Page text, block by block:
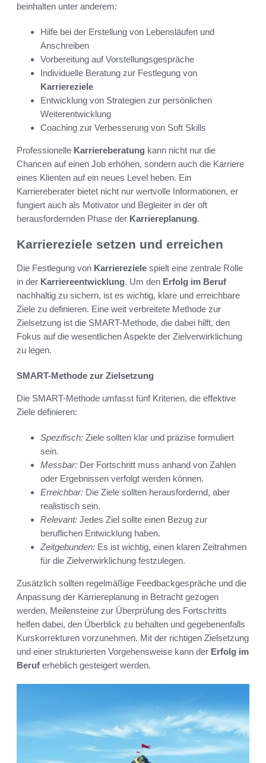
beinhalten unter anderem:
Hilfe bei der Erstellung von Lebensläufen und
Anschreiben
Vorbereitung auf Vorstellungsgespräche
Individuelle Beratung zur Festlegung von
Karriereziele
Entwicklung von Strategien zur persönlichen
Weiterentwicklung
Coaching zur Verbesserung von Soft Skills
Professionelle Karriereberatung kann nicht nur die
Chancen auf einen Job erhöhen, sondern auch die Karriere
eines Klienten auf ein neues Level heben. Ein
Karriereberater bietet nicht nur wertvolle Informationen, er
fungiert auch als Motivator und Begleiter in der oft
herausfordernden Phase der Karriereplanung.
Karriereziele setzen und erreichen
Die Festlegung von Karriereziele spielt eine zentrale Rolle
in der Karriereentwicklung. Um den Erfolg im Beruf
nachhaltig zu sichern, ist es wichtig, klare und erreichbare
Ziele zu definieren. Eine weit verbreitete Methode zur
Zielsetzung ist die SMART-Methode, die dabei hilft, den
Fokus auf die wesentlichen Aspekte der Zielverwirklichung
zu legen.
SMART-Methode zur Zielsetzung
Die SMART-Methode umfasst fünf Kriterien, die effektive
Ziele definieren:
Spezifisch: Ziele sollten klar und präzise formuliert
sein.
Messbar: Der Fortschritt muss anhand von Zahlen
oder Ergebnissen verfolgt werden können.
Erreichbar: Die Ziele sollten herausfordernd, aber
realistisch sein.
Relevant: Jedes Ziel sollte einen Bezug zur
beruflichen Entwicklung haben.
Zeitgebunden: Es ist wichtig, einen klaren Zeitrahmen
für die Zielverwirklichung festzulegen.
Zusätzlich sollten regelmäßige Feedbackgespräche und die
Anpassung der Karriereplanung in Betracht gezogen
werden. Meilensteine zur Überprüfung des Fortschritts
helfen dabei, den Überblick zu behalten und gegebenenfalls
Kurskorrekturen vorzunehmen. Mit der richtigen Zielsetzung
und einer strukturierten Vorgehensweise kann der Erfolg im
Beruf erheblich gesteigert werden.